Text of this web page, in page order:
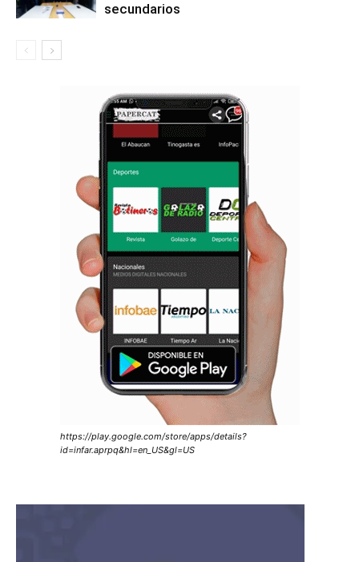
secundarios
https://play.google.com/store/apps/details?
id=infar.aprpq&hl=en_US&gl=US